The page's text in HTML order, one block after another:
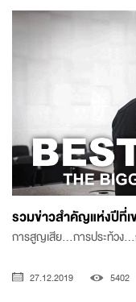
รวมข่าวสำคัญแห่งปีที่
การสูญเสีย...การประท้วง
27.12.2019 5402